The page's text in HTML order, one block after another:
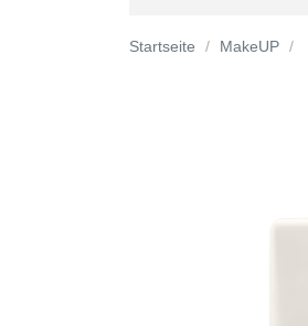
Startseite MakeUP